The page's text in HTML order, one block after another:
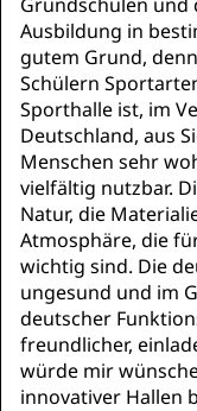
Ausbildung in
gutem Grund,
Schülern
Sporthalle ist, im
Deutschland, aus
Menschen sehr
vielfältig nutzbar.
Natur, die
Atmosphäre, die
wichtig sind. Die
ungesund und im
deutscher
freundlicher,
würde mir
innovativer Hallen